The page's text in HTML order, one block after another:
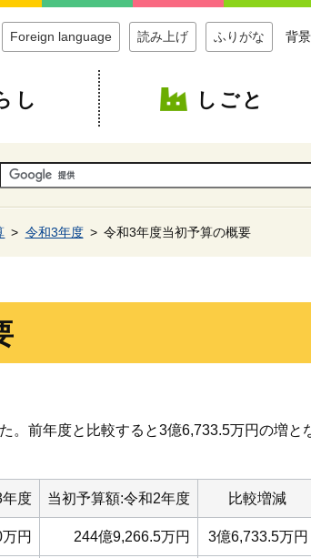
Foreign language 読み上げ ふりがな 背
し しごと
令和3年度 令和3年度当初予算の概要
前年度と比較すると3億6,733.5万円の増と
年度 当初予算額:令和2年度 比較増減
円 244億9,266.5万円 3億6,733.5万円